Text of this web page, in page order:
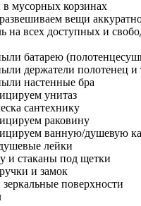
мусорных корзинах
вещи
на всех доступных и
батарею
держатели полотенец и
настенные бра
унитаз
сантехнику
раковину
ванную/душевую
лейки
и стаканы под щетки
и замок
поверхности